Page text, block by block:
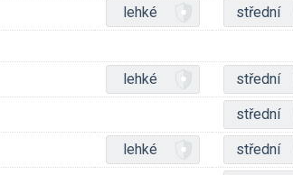
lehké střední
lehké střední
střední
lehké střední